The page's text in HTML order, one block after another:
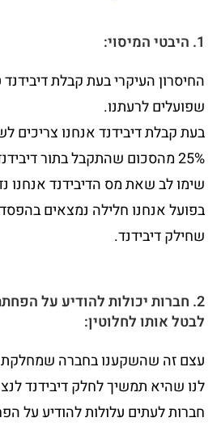
1. היבטי המיסוי:
החיסרון העיקרי בעת קבלת דיבידנד
שפועלים לרעתנו.
בעת קבלת דיבידנד אנחנו צריכים
25% מהסכום שהתקבל בתור דיבידנד.
שימו לב שאת מס הדיבידנד אנחנו
בפועל אנחנו חלילה נמצאים בהפסד
שחילק דיבידנד.
2. חברות יכולות להודיע על
לבטל אותו לחלוטין:
עצם זה שהשקענו בחברה שמחלקת
לנו שהיא תמשיך לחלק דיבידנד
חברות לעתים עלולות להודיע על